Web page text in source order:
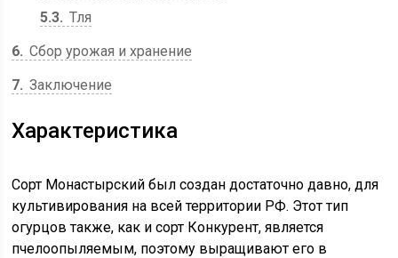
5.3 Тля
6 Сбор урожая и хранение
7 Заключение
Характеристика
Сорт Монастырский был создан достаточно давно, для
культивирования на всей территории РФ. Этот тип
огурцов также, как и сорт Конкурент, является
пчелоопыляемым, поэтому выращивают его в